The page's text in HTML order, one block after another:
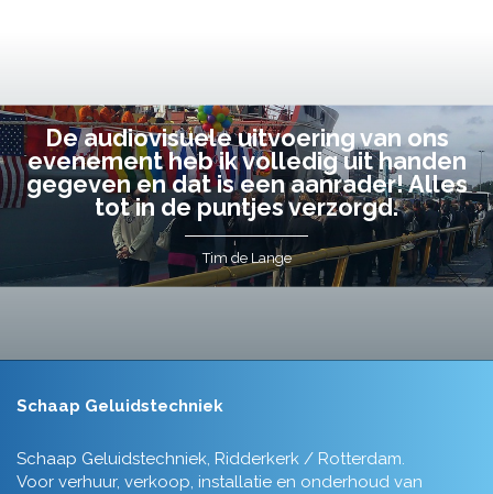
De audiovisuele uitvoering van ons
evenement heb ik volledig uit handen
gegeven en dat is een aanrader! Alles
tot in de puntjes verzorgd.
Tim de Lange
Schaap Geluidstechniek
Schaap Geluidstechniek, Ridderkerk / Rotterdam.
Voor verhuur, verkoop, installatie en onderhoud van